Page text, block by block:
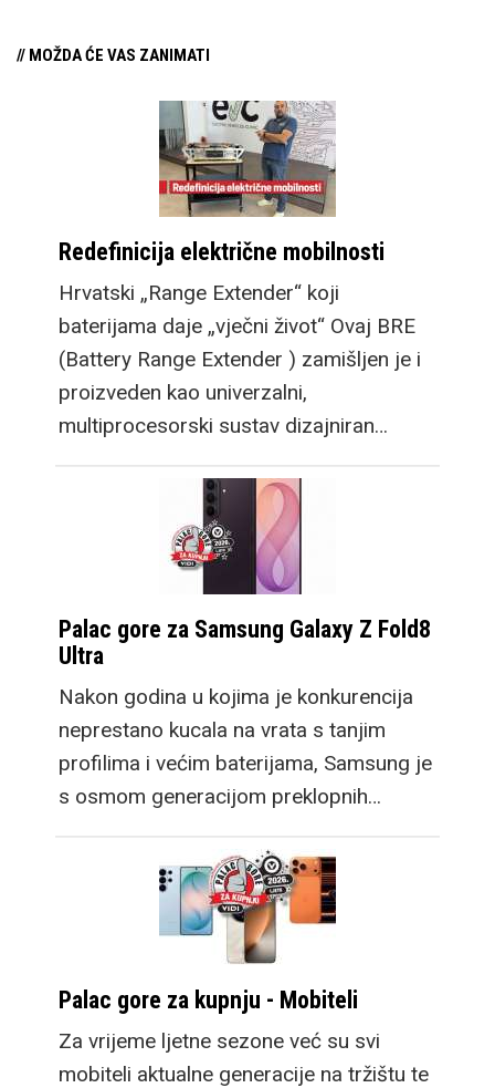
// MOŽDA ĆE VAS ZANIMATI
Redefinicija električne mobilnosti
Hrvatski „Range Extender“ koji
baterijama daje „vječni život“ Ovaj BRE
(Battery Range Extender ) zamišljen je i
proizveden kao univerzalni,
multiprocesorski sustav dizajniran…
Palac gore za Samsung Galaxy Z Fold8
Ultra
Nakon godina u kojima je konkurencija
neprestano kucala na vrata s tanjim
profilima i većim baterijama, Samsung je
s osmom generacijom preklopnih…
Palac gore za kupnju - Mobiteli
Za vrijeme ljetne sezone već su svi
mobiteli aktualne generacije na tržištu te